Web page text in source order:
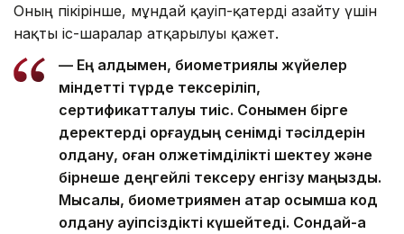
Оның пікірінше, мұндай қауіп-қатерді азайту үшін
нақты іс-шаралар атқарылуы қажет.
— Ең алдымен, биометриялық жүйелер
міндетті түрде тексеріліп,
сертификатталуы тиіс. Сонымен бірге
деректерді қорғаудың сенімді тәсілдерін
қолдану, оған қолжетімділікті шектеу және
бірнеше деңгейлі тексеру енгізу маңызды.
Мысалы, биометриямен қатар қосымша код
қолдану қауіпсіздікті күшейтеді. Сондай-ақ